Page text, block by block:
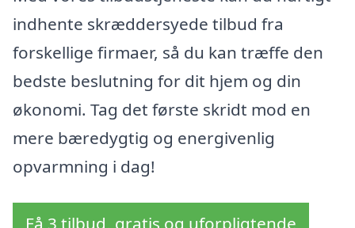
indhente skræddersyede tilbud fra
forskellige firmaer, så du kan træffe den
bedste beslutning for dit hjem og din
økonomi. Tag det første skridt mod en
mere bæredygtig og energivenlig
opvarmning i dag!
Få 3 tilbud, gratis og uforpligtende